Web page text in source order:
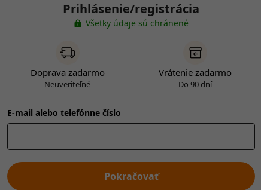
Prihlásenie/registrácia
Všetky údaje sú chránené
Doprava zadarmo
Neuveriteľné
Vrátenie zadarmo
Do 90 dní
E-mail alebo telefónne číslo
Pokračovať